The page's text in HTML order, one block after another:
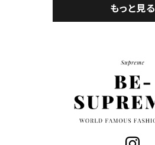
もっと見る